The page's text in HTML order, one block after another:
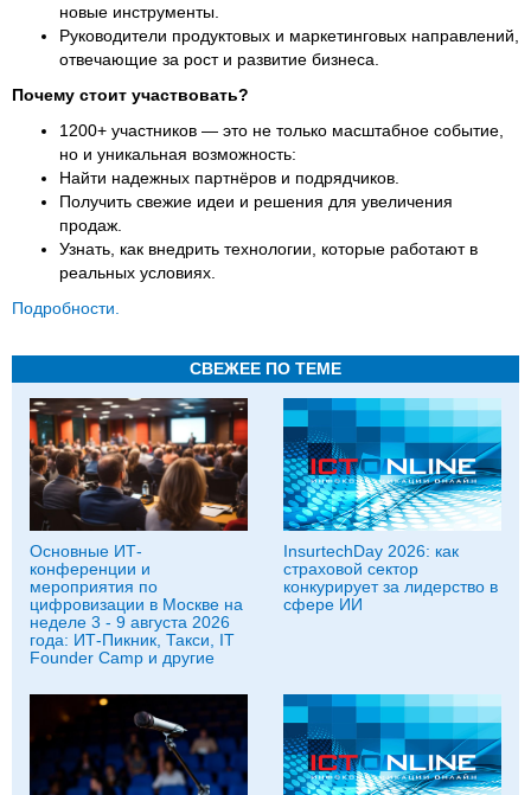
новые инструменты.
Руководители продуктовых и маркетинговых направлений,
отвечающие за рост и развитие бизнеса.
Почему стоит участвовать?
1200+ участников — это не только масштабное событие,
но и уникальная возможность:
Найти надежных партнёров и подрядчиков.
Получить свежие идеи и решения для увеличения
продаж.
Узнать, как внедрить технологии, которые работают в
реальных условиях.
Подробности.
СВЕЖЕЕ ПО ТЕМЕ
Основные ИТ-
конференции и
мероприятия по
цифровизации в Москве на
неделе 3 - 9 августа 2026
года: ИТ-Пикник, Такси, IT
Founder Camp и другие
InsurtechDay 2026: как
страховой сектор
конкурирует за лидерство в
сфере ИИ